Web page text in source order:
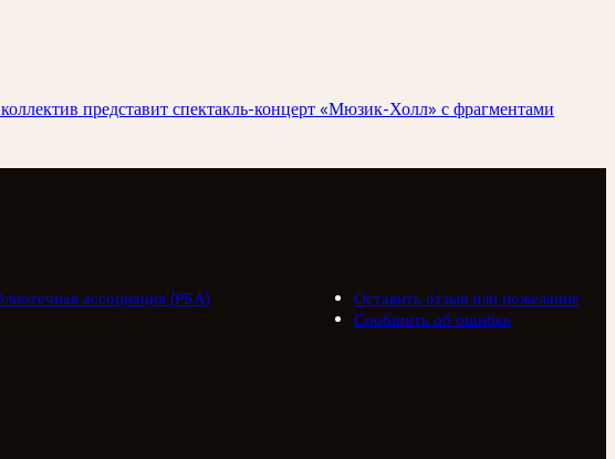
представит спектакль-концерт «Мюзик-Холл» с фрагментами
ассоциация (РБА)
Оставить отзыв или пожелание
Сообщить об ошибке